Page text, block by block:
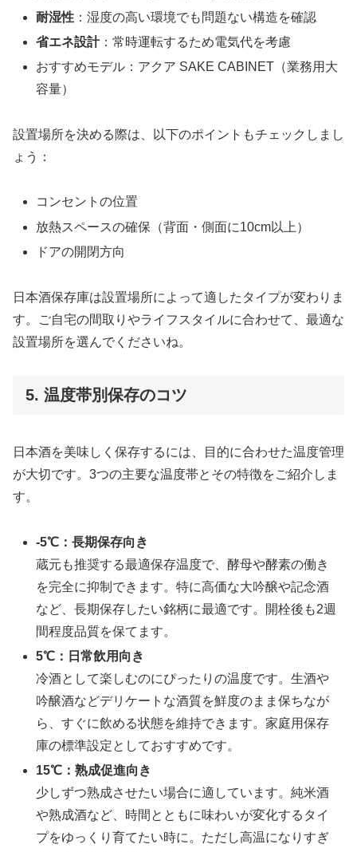
耐湿性 ：湿度の高い環境でも問題ない構造を確認
省エネ設計：常時運転するため電気代を考慮
おすすめモデル：アクア SAKE CABINET（業務用大
容量）
設置場所を決める際は、以下のポイントもチェックしまし
ょう：
コンセントの位置
放熱スペースの確保（背面・側面に10cm以上）
ドアの開閉方向
日本酒保存庫は設置場所によって適したタイプが変わりま
す。ご自宅の間取りやライフスタイルに合わせて、最適な
設置場所を選んでくださいね。
5. 温度帯別保存のコツ
日本酒を美味しく保存するには、目的に合わせた温度管理
が大切です。3つの主要な温度帯とその特徴をご紹介しま
す。
-5℃：長期保存向き
蔵元も推奨する最適保存温度で、酵母や酵素の働き
を完全に抑制できます。特に高価な大吟醸や記念酒
など、長期保存したい銘柄に最適です。開栓後も2週
間程度品質を保てます。
5℃：日常飲用向き
冷酒として楽しむのにぴったりの温度です。生酒や
吟醸酒などデリケートな酒質を鮮度のまま保ちなが
ら、すぐに飲める状態を維持できます。家庭用保存
庫の標準設定としておすすめです。
15℃：熟成促進向き
少しずつ熟成させたい場合に適しています。純米酒
や熟成酒など、時間とともに味わいが変化するタイ
プをゆっくり育てたい時に。ただし高温になりすぎ